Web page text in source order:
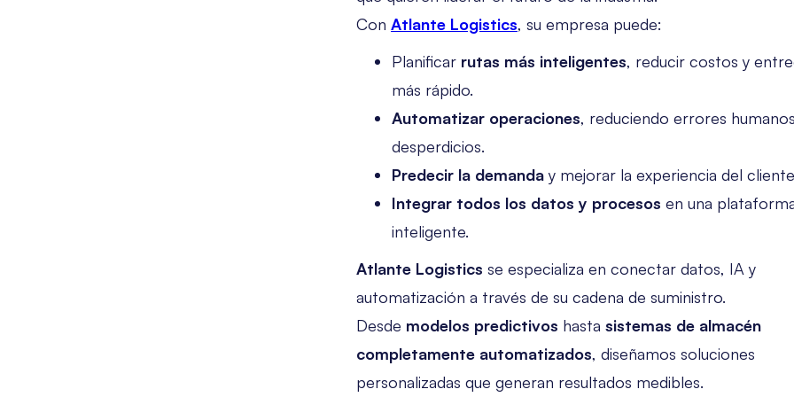
Con Atlante Logistics, su empresa puede:
Planificar rutas más inteligentes, reducir costos y
más rápido.
Automatizar operaciones, reduciendo errores
desperdicios.
Predecir la demanda y mejorar la experiencia del
Integrar todos los datos y procesos en una
inteligente.
Atlante Logistics se especializa en conectar datos, IA y
automatización a través de su cadena de suministro.
Desde modelos predictivos hasta sistemas de almacén
completamente automatizados, diseñamos soluciones
personalizadas que generan resultados medibles.